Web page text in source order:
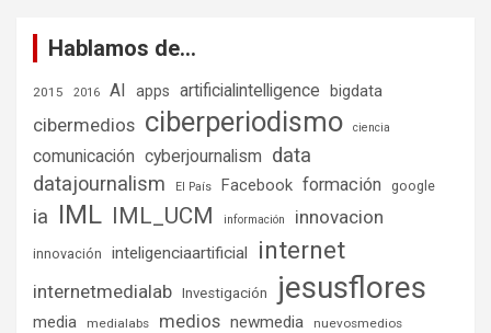
Hablamos de…
2015 2016 AI apps artificialintelligence bigdata
cibermedios ciberperiodismo ciencia
comunicación cyberjournalism data
datajournalism El País Facebook formación google
ia IML IML_UCM información innovacion
innovación inteligenciaartificial internet
internetmedialab Investigación jesusflores
media medialabs medios newmedia nuevosmedios